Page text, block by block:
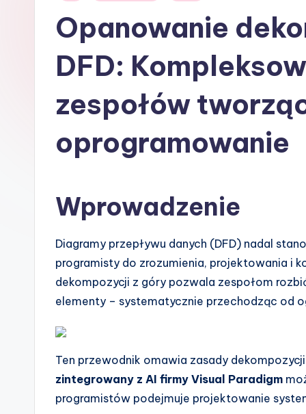
si
Opanowanie
DFD:
zespołów
oprogramowanie
Wprowadzenie
Diagramy przepływu danych (DFD) nadal
programisty do zrozumienia, projektowania i
dekompozycji z góry pozwala zespołom
elementy – systematycznie przechodząc od
Ten przewodnik omawia zasady
zintegrowany z AI firmy Visual Paradigm
programistów podejmuje projektowanie